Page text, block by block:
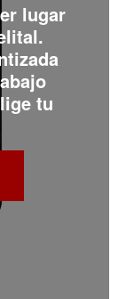
lugar
.
tu